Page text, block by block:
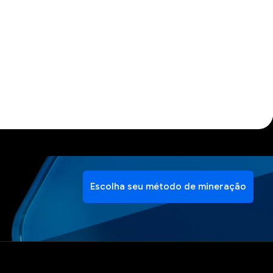
Escolha seu método de mineração